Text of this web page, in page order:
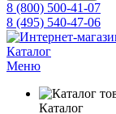
8 (800) 500-41-07
8 (495) 540-47-06
Каталог
Меню
Каталог